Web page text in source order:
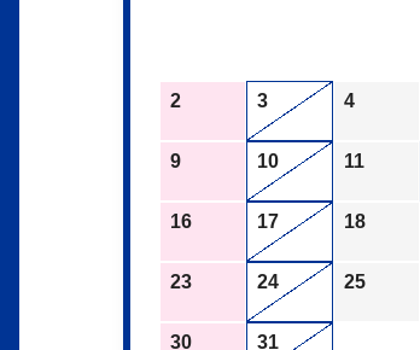
2 3 4
9 10 11
16 17 18
23 24 25
30 31